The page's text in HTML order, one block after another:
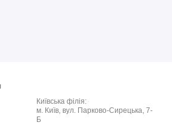
Київська філія:
м. Київ, вул. Парково-Сирецька, 7-
Б